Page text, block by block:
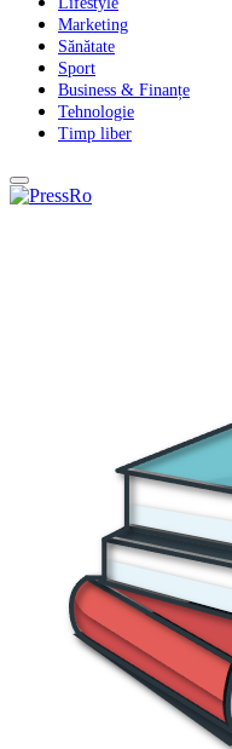
Marketing
Sănătate
Sport
Business & Finanțe
Tehnologie
Timp liber